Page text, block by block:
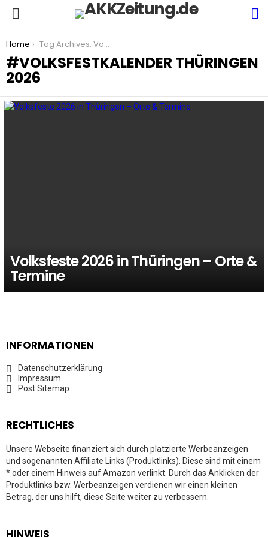
You are here:
Home Tag Archives: Volksfestkalender Thüringen 2026
VOLKSFESTKALENDER THÜRINGEN
2026
Volksfeste 2026 in Thüringen – Orte &
Termine
INFORMATIONEN
Datenschutzerklärung
Impressum
Post Sitemap
RECHTLICHES
Unsere Webseite finanziert sich durch platzierte Werbeanzeigen
und sogenannten Affiliate Links (Produktlinks). Diese sind mit einem
* oder einem Hinweis auf Amazon verlinkt. Durch das Anklicken der
Produktlinks bzw. Werbeanzeigen verdienen wir einen kleinen
Betrag, der uns hilft, diese Seite weiter zu verbessern.
HINWEIS